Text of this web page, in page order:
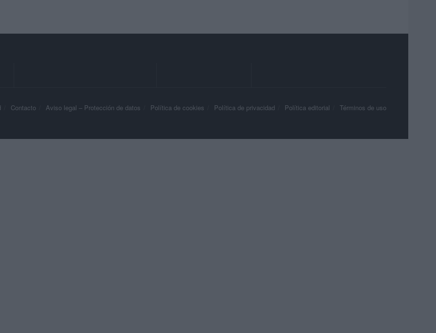
Contacto Aviso legal – Protección de datos Política de cookies Política de privacidad Política editorial Términos de uso